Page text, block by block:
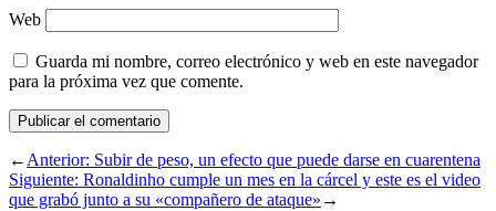
Web
Guarda mi nombre, correo electrónico y web en este navegador
para la próxima vez que comente.
←Anterior: Subir de peso, un efecto que puede darse en cuarentena
Siguiente: Ronaldinho cumple un mes en la cárcel y este es el video
que grabó junto a su «compañero de ataque» →